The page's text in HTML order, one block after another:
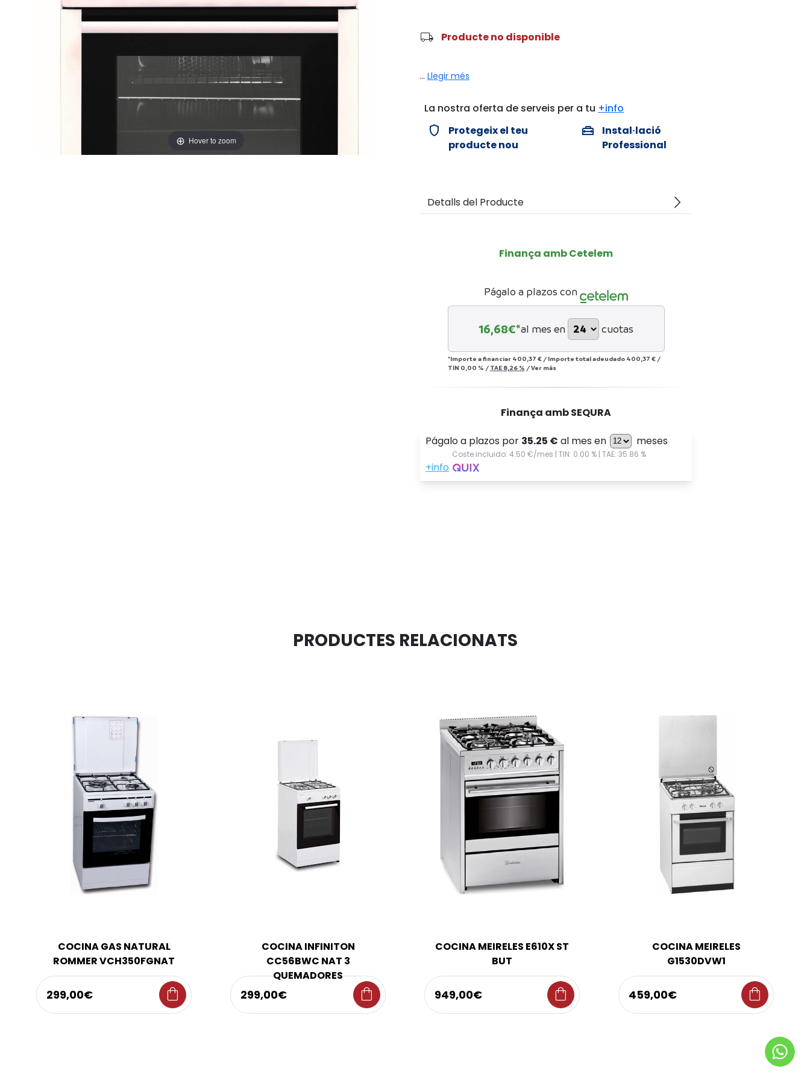
Hover to zoom
local_shipping Producte no disponible
... Llegir més
La nostra oferta de serveis per a tu +info
verified_user
Protegeix el teu
producte nou
home_repair_service
Instal·lació
Professional
Detalls del Producte arrow_forward_ios
Finança amb Cetelem
Págalo a plazos con
16,68€*al mes en cuotas
*Importe a financiar 400,37 € / Importe total adeudado 400,37 €/
TIN 0,00 % / TAE 8,26 % /Ver más
Finança amb SEQURA
PRODUCTES RELACIONATS
COCINA GAS NATURAL
ROMMER VCH350FGNAT
299,00€ shopping_bag
COCINA INFINITON
CC56BWC NAT 3
QUEMADORES
299,00€ shopping_bag
COCINA MEIRELES E610X ST
BUT
949,00€ shopping_bag
COCINA MEIRELES
G1530DVW1
459,00€ shopping_bag